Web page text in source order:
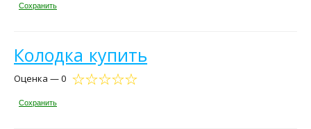
Сохранить
Колодка купить
Оценка — 0
Сохранить